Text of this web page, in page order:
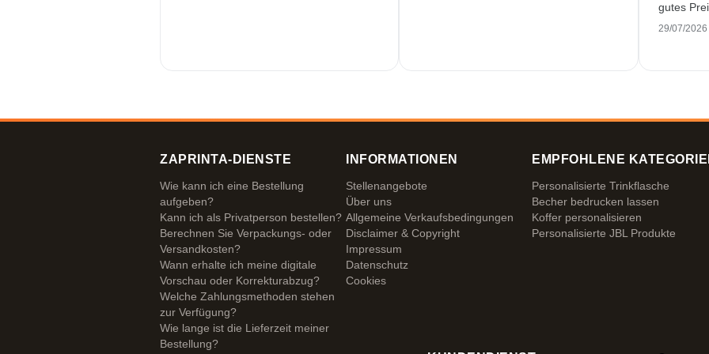
gutes
29/07/2026
ZAPRINTA-DIENSTE
Wie kann ich eine Bestellung
aufgeben?
Kann ich als Privatperson bestellen?
Berechnen Sie Verpackungs- oder
Versandkosten?
Wann erhalte ich meine digitale
Vorschau oder Korrekturabzug?
Welche Zahlungsmethoden stehen
zur Verfügung?
Wie lange ist die Lieferzeit meiner
Bestellung?
INFORMATIONEN
Stellenangebote
Über uns
Allgemeine Verkaufsbedingungen
Disclaimer & Copyright
Impressum
Datenschutz
Cookies
EMPFOHLENE
Personalisierte Trinkflasche
Becher bedrucken lassen
Koffer personalisieren
Personalisierte JBL Produkte